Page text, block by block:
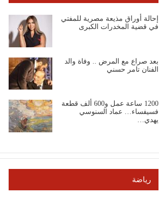
إحالة أوراق مذيعة مصرية للمفتي
في قضية المخدرات الكبرى
بعد صراع مع المرض .. وفاة والد
الفنان تامر حسني
1200 ساعة عمل و600 ألف قطعة
فسيفساء… عماد السنوسي
يهدي…
رياضة